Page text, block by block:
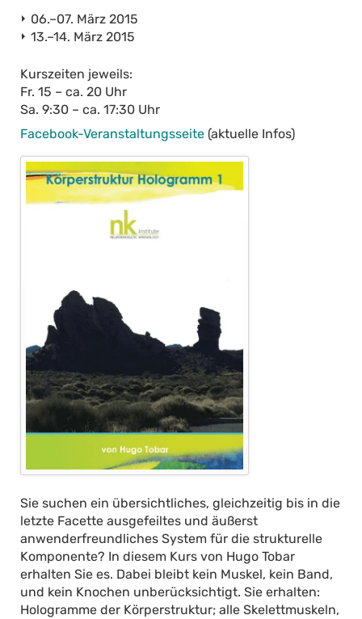
06.–07. März 2015
13.–14. März 2015
Kurszeiten jeweils:
Fr. 15 – ca. 20 Uhr
Sa. 9:30 – ca. 17:30 Uhr
Facebook-Veranstaltungsseite(aktuelle Infos)
Sie suchen ein übersichtliches, gleichzeitig bis in die
letzte Facette ausgefeiltes und äußerst
anwenderfreundliches System für die strukturelle
Komponente? In diesem Kurs von Hugo Tobar
erhalten Sie es. Dabei bleibt kein Muskel, kein Band,
und kein Knochen unberücksichtigt. Sie erhalten:
Hologramme der Körperstruktur; alle Skelettmuskeln,